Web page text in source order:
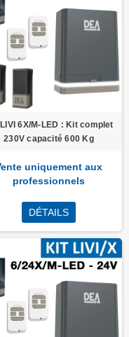
6X/M-LED : Kit complet
230V capacité 600 Kg
uniquement aux
professionnels
DÉTAILS